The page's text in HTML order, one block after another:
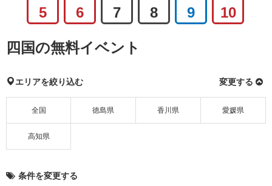
5 6 7 8 9 10
四国の無料イベント
エリアを絞り込む 変更する
全国 徳島県 香川県 愛媛県
高知県
条件を変更する